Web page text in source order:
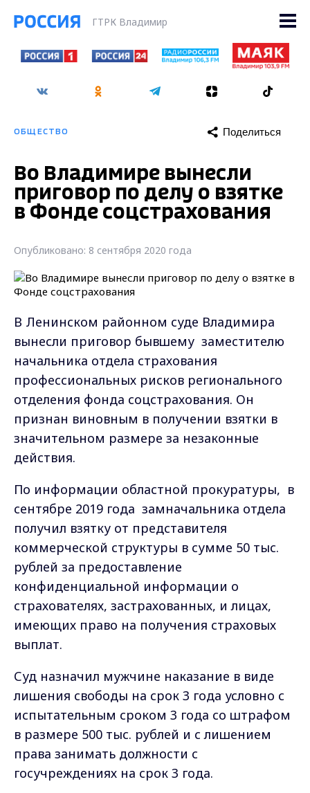
ГТРК Владимир
ОБЩЕСТВО Поделиться
Во Владимире вынесли
приговор по делу о взятке
в Фонде соцстрахования
Опубликовано: 8 сентября 2020 года
В Ленинском районном суде Владимира
вынесли приговор бывшему заместителю
начальника отдела страхования
профессиональных рисков регионального
отделения фонда соцстрахования. Он
признан виновным в получении взятки в
значительном размере за незаконные
действия.
По информации областной прокуратуры, в
сентябре 2019 года замначальника отдела
получил взятку от представителя
коммерческой структуры в сумме 50 тыс.
рублей за предоставление
конфиденциальной информации о
страхователях, застрахованных, и лицах,
имеющих право на получения страховых
выплат.
Суд назначил мужчине наказание в виде
лишения свободы на срок 3 года условно с
испытательным сроком 3 года со штрафом
в размере 500 тыс. рублей и с лишением
права занимать должности с
госучреждениях на срок 3 года.